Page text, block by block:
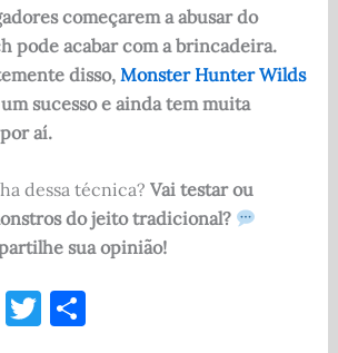
começarem a abusar do
pode acabar com a brincadeira.
disso, Monster Hunter Wilds
sucesso e ainda tem muita
aí.
dessa técnica? Vai testar ou
do jeito tradicional?
sua opinião!
T S